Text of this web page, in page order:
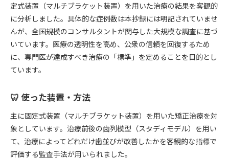
定式装置（マルチブラケット装置）を用いた治療の結果を客観的
に分析しました。具体的な症例数は本抄録には明記されていませ
んが、全国規模のコンサルタントが関与した大規模な調査に基づ
いています。医療の透明性を高め、公衆の信頼を回復するため
に、専門医が達成すべき治療の「標準」を定めることを目的とし
ています。
🦷 使った装置・方法
主に固定式装置（マルチブラケット装置）を用いた矯正治療を対
象としています。治療前後の歯列模型（スタディモデル）を用い
て、治療によってどれだけ歯並びが改善したかを客観的な指標で
評価する監査手法が用いられました。